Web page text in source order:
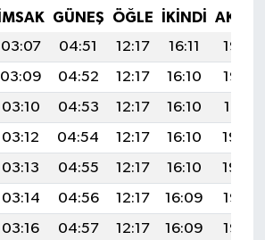
İMSAK GÜNEŞ ÖĞLE İKINDI
03:07 04:51 12:17 16:11
19:32
03:09 04:52 12:17 16:10
19:32
03:10 04:53 12:17 16:10
19:31
03:12 04:54 12:17 16:10
19:30
03:13 04:55 12:17 16:10
19:29
03:14 04:56 12:17 16:09
19:28
03:16 04:57 12:17 16:09
19:27